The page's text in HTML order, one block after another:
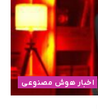
اخبار هوش مصنوعی